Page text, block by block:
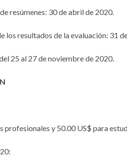
resúmenes: 30 de abril de 2020.
los resultados de la evaluación: 31
25 al 27 de noviembre de 2020.
profesionales y 50.00 US$ para